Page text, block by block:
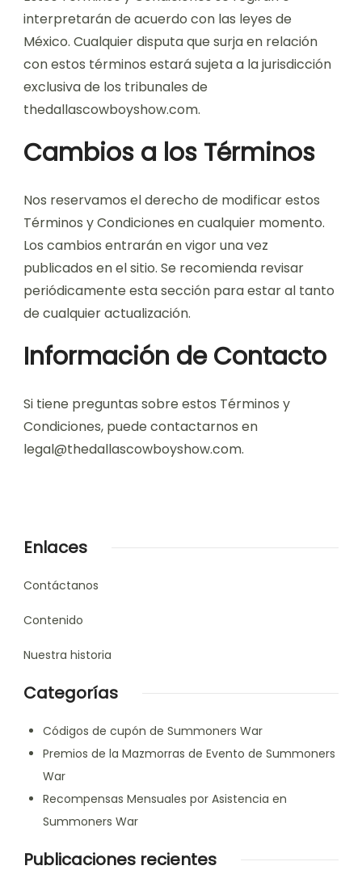
interpretarán de acuerdo con las leyes de
México. Cualquier disputa que surja en relación
con estos términos estará sujeta a la jurisdicción
exclusiva de los tribunales de
thedallascowboyshow.com.
Cambios a los Términos
Nos reservamos el derecho de modificar estos
Términos y Condiciones en cualquier momento.
Los cambios entrarán en vigor una vez
publicados en el sitio. Se recomienda revisar
periódicamente esta sección para estar al tanto
de cualquier actualización.
Información de Contacto
Si tiene preguntas sobre estos Términos y
Condiciones, puede contactarnos en
legal@thedallascowboyshow.com.
Enlaces
Contáctanos
Contenido
Nuestra historia
Categorías
Códigos de cupón de Summoners War
Premios de la Mazmorras de Evento de Summoners
War
Recompensas Mensuales por Asistencia en
Summoners War
Publicaciones recientes